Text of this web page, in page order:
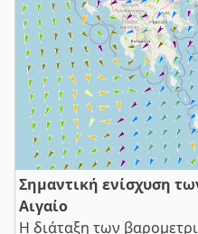
Σημαντική ενίσχυση
Αιγαίο
Η διάταξη των